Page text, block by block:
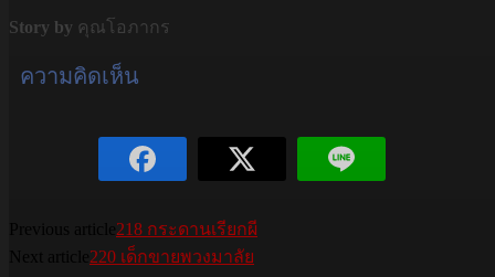
Story by คุณโอภากร
ความคิดเห็น
218 กระดานเรียกผี
220 เด็กขายพวงมาลัย